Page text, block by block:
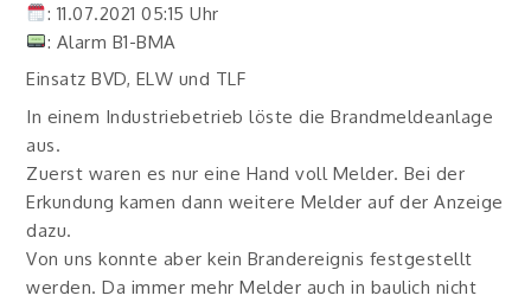
: 11.07.2021 05:15 Uhr
: Alarm B1-BMA
Einsatz BVD, ELW und TLF
In einem Industriebetrieb löste die Brandmeldeanlage
aus.
Zuerst waren es nur eine Hand voll Melder. Bei der
Erkundung kamen dann weitere Melder auf der Anzeige
dazu.
Von uns konnte aber kein Brandereignis festgestellt
werden. Da immer mehr Melder auch in baulich nicht